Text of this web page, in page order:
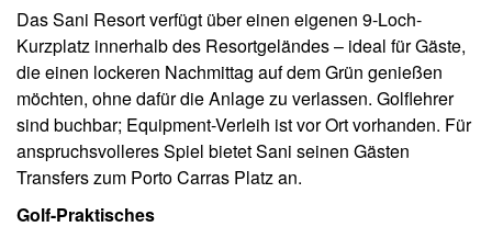
Das Sani Resort verfügt über einen eigenen 9-Loch-
Kurzplatz innerhalb des Resortgeländes – ideal für Gäste,
die einen lockeren Nachmittag auf dem Grün genießen
möchten, ohne dafür die Anlage zu verlassen. Golflehrer
sind buchbar; Equipment-Verleih ist vor Ort vorhanden. Für
anspruchsvolleres Spiel bietet Sani seinen Gästen
Transfers zum Porto Carras Platz an.
Golf-Praktisches